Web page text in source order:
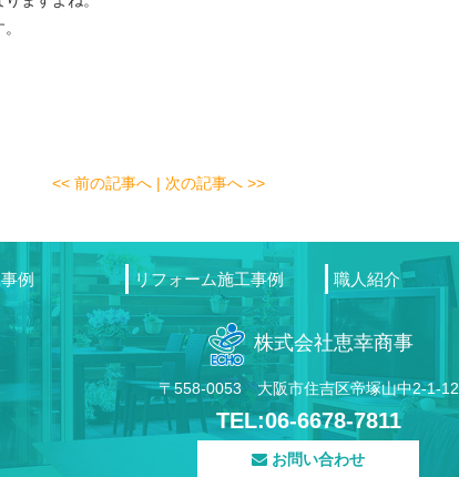
<< 前の記事へ | 次の記事へ >>
例 リフォーム施工事例 職人紹介
株式会社恵幸商事
〒558-0053 大阪市住吉区帝塚山中2-1-12
TEL:06-6678-7811
お問い合わせ